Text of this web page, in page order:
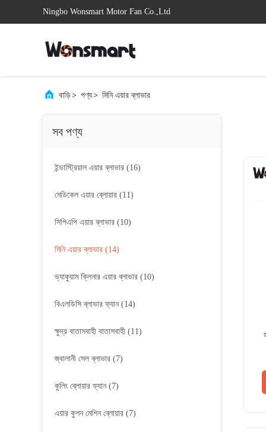
Ningbo Wonsmart Motor Fan Co.,Ltd
বাড়ি> পণ্য> মিনি এয়ার ব্লাভার
সব পণ্য
ইন্ডাস্ট্রিয়াল এয়ার ব্লাভার (16)
মেডিকেল এয়ার ব্লোয়ার (11)
সিপিএপি এয়ার ব্লাভার (10)
মিনি এয়ার ব্লাভার (14)
ভ্যাকুয়াম ক্লিনার এয়ার ব্লাভার (10)
বিএলডিসি ব্লাভার ফ্যান (14)
ক্ষুদ্র বাতাসবাহী বাতাসবাহী (11)
জ্বালানী সেল ব্লাভার (7)
কুলিং ব্লোয়ার ফ্যান (7)
এয়ার কুশন মেশিন ব্লোয়ার (7)